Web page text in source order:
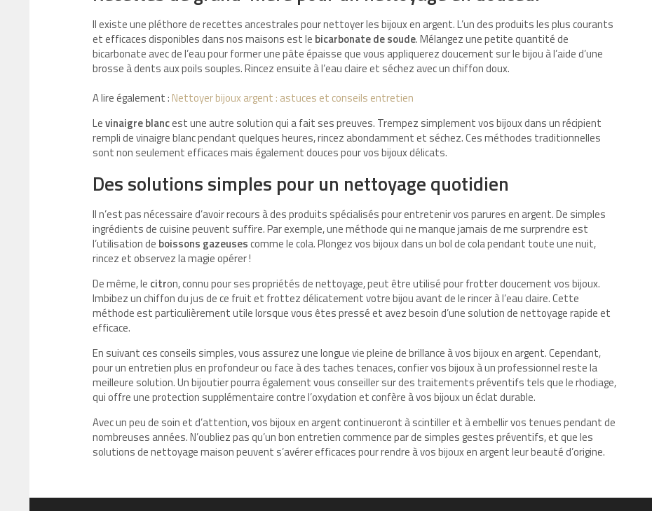
Il existe une pléthore de recettes ancestrales pour nettoyer les bijoux en argent. L’un des produits les plus courants
et efficaces disponibles dans nos maisons est le bicarbonate de soude. Mélangez une petite quantité de
bicarbonate avec de l’eau pour former une pâte épaisse que vous appliquerez doucement sur le bijou à l’aide d’une
brosse à dents aux poils souples. Rincez ensuite à l’eau claire et séchez avec un chiffon doux.
A lire également : Nettoyer bijoux argent : astuces et conseils entretien
Levinaigre blancest une autre solution qui a fait ses preuves. Trempez simplement vos bijoux dans un récipient
rempli de vinaigre blanc pendant quelques heures, rincez abondamment et séchez. Ces méthodes traditionnelles
sont non seulement efficaces mais également douces pour vos bijoux délicats.
Des solutions simples pour un nettoyage quotidien
Il n’est pas nécessaire d’avoir recours à des produits spécialisés pour entretenir vos parures en argent. De simples
ingrédients de cuisine peuvent suffire. Par exemple, une méthode qui ne manque jamais de me surprendre est
l’utilisation de boissons gazeusescomme le cola. Plongez vos bijoux dans un bol de cola pendant toute une nuit,
rincez et observez la magie opérer !
De même, le citron, connu pour ses propriétés de nettoyage, peut être utilisé pour frotter doucement vos bijoux.
Imbibez un chiffon du jus de ce fruit et frottez délicatement votre bijou avant de le rincer à l’eau claire. Cette
méthode est particulièrement utile lorsque vous êtes pressé et avez besoin d’une solution de nettoyage rapide et
efficace.
En suivant ces conseils simples, vous assurez une longue vie pleine de brillance à vos bijoux en argent. Cependant,
pour un entretien plus en profondeur ou face à des taches tenaces, confier vos bijoux à un professionnel reste la
meilleure solution. Un bijoutier pourra également vous conseiller sur des traitements préventifs tels que le rhodiage,
qui offre une protection supplémentaire contre l’oxydation et confère à vos bijoux un éclat durable.
Avec un peu de soin et d’attention, vos bijoux en argent continueront à scintiller et à embellir vos tenues pendant de
nombreuses années. N’oubliez pas qu’un bon entretien commence par de simples gestes préventifs, et que les
solutions de nettoyage maison peuvent s’avérer efficaces pour rendre à vos bijoux en argent leur beauté d’origine.